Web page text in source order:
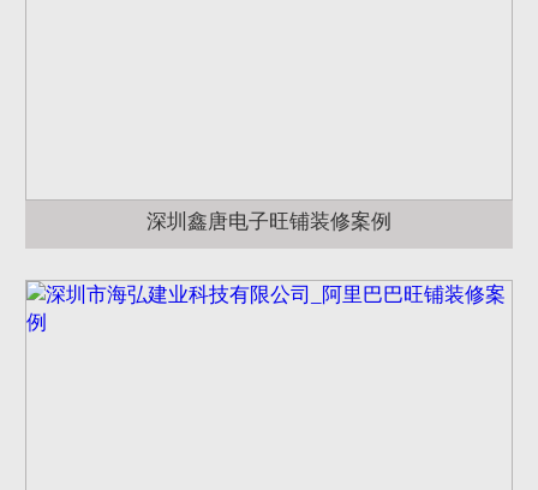
深圳鑫唐电子旺铺装修案例